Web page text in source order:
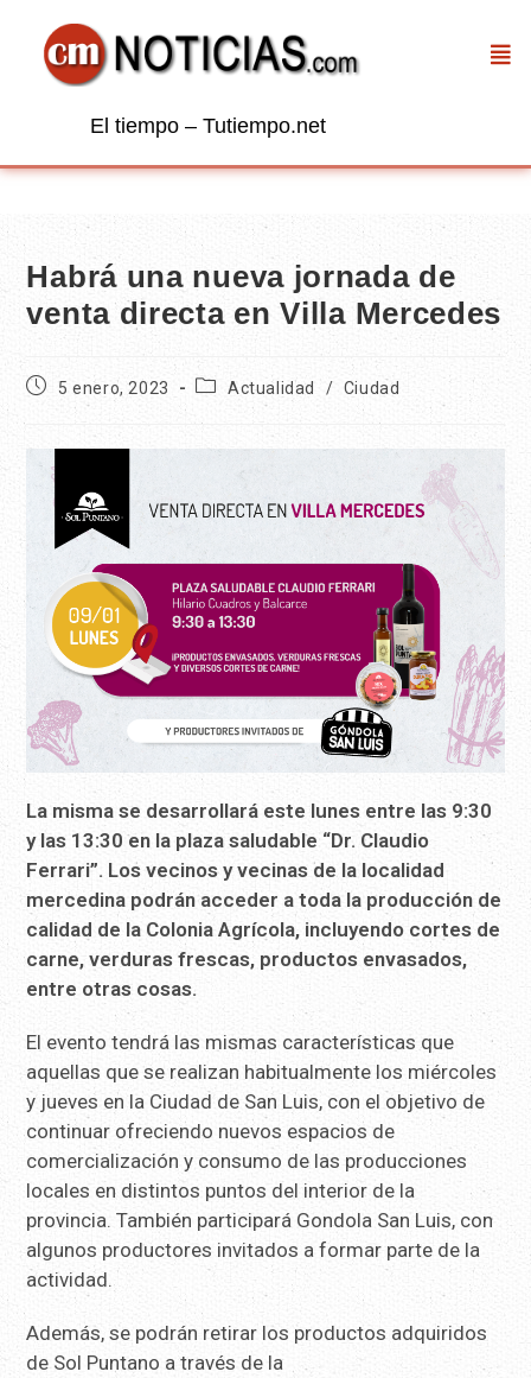
El tiempo – Tutiempo.net
Habrá una nueva jornada de
venta directa en Villa Mercedes
5 enero, 2023 Actualidad / Ciudad
La misma se desarrollará este lunes entre las 9:30
y las 13:30 en la plaza saludable “Dr. Claudio
Ferrari”. Los vecinos y vecinas de la localidad
mercedina podrán acceder a toda la producción de
calidad de la Colonia Agrícola, incluyendo cortes de
carne, verduras frescas, productos envasados,
entre otras cosas.
El evento tendrá las mismas características que
aquellas que se realizan habitualmente los miércoles
y jueves en la Ciudad de San Luis, con el objetivo de
continuar ofreciendo nuevos espacios de
comercialización y consumo de las producciones
locales en distintos puntos del interior de la
provincia. También participará Gondola San Luis, con
algunos productores invitados a formar parte de la
actividad.
Además, se podrán retirar los productos adquiridos
de Sol Puntano a través de la